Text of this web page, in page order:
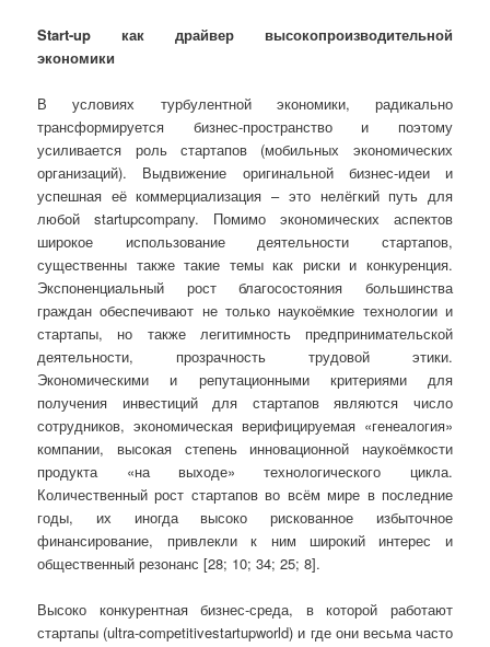
Start-up как драйвер высокопроизводительной
экономики
В условиях турбулентной экономики, радикально
трансформируется бизнес-пространство и поэтому
усиливается роль стартапов (мобильных экономических
организаций). Выдвижение оригинальной бизнес-идеи и
успешная её коммерциализация – это нелёгкий путь для
любой startupcompany. Помимо экономических аспектов
широкое использование деятельности стартапов,
существенны также такие темы как риски и конкуренция.
Экспоненциальный рост благосостояния большинства
граждан обеспечивают не только наукоёмкие технологии и
стартапы, но также легитимность предпринимательской
деятельности, прозрачность трудовой этики.
Экономическими и репутационными критериями для
получения инвестиций для стартапов являются число
сотрудников, экономическая верифицируемая «генеалогия»
компании, высокая степень инновационной наукоёмкости
продукта «на выходе» технологического цикла.
Количественный рост стартапов во всём мире в последние
годы, их иногда высоко рискованное избыточное
финансирование, привлекли к ним широкий интерес и
общественный резонанс [28; 10; 34; 25; 8].
Высоко конкурентная бизнес-среда, в которой работают
стартапы (ultra-competitivestartupworld) и где они весьма часто